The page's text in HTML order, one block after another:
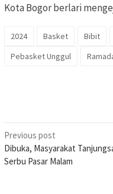
Kota Bogor berlari
2024 Basket Bibit
Pebasket Unggul
Post
navigation
Previous post
Dibuka, Masyarakat
Serbu Pasar Malam